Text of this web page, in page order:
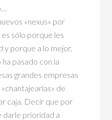
«nexus» por
sólo porque les
y porque a lo mejor,
pasado con la
grandes empresas
de
caja. Decir que por
darle prioridad a